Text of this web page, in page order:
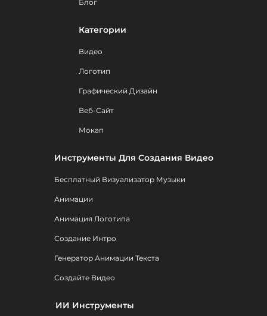
Блог
Категории
Видео
Логотип
Графический Дизайн
Веб-Сайт
Мокап
Инструменты Для Создания Видео
Бесплатный Визуализатор Музыки
Анимации
Анимация Логотипа
Создание Интро
Генератор Анимации Текста
Создайте Видео
ИИ Инструменты